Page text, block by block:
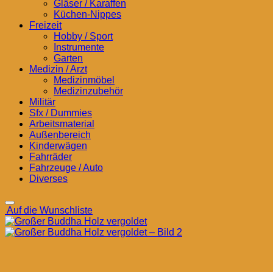
Gläser / Karaffen
Küchen-Nippes
Freizeit
Hobby / Sport
Instrumente
Garten
Medizin / Arzt
Medizinmöbel
Medizinzubehör
Militär
Sfx / Dummies
Arbeitsmaterial
Außenbereich
Kinderwägen
Fahrräder
Fahrzeuge / Auto
Diverses
Auf die Wunschliste